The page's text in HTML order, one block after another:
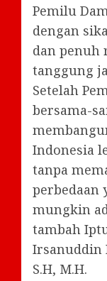
Pemilu
dengan
dan penuh
tanggung
Setelah
bersama-
Indonesia
tanpa
perbedaan
mungkin
tambah
Irsanuddin
S.H, M.H.